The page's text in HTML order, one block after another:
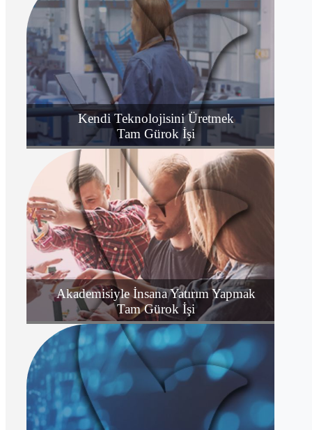
Kendi Teknolojisini Üretmek
Tam Gürok İşi
Akademisiyle İnsana Yatırım Yapmak
Tam Gürok İşi